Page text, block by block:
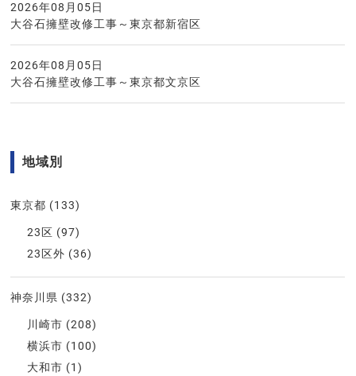
2026年08月05日
大谷石擁壁改修工事～東京都新宿区
2026年08月05日
大谷石擁壁改修工事～東京都文京区
地域別
東京都 (133)
23区 (97)
23区外 (36)
神奈川県 (332)
川崎市 (208)
横浜市 (100)
大和市 (1)